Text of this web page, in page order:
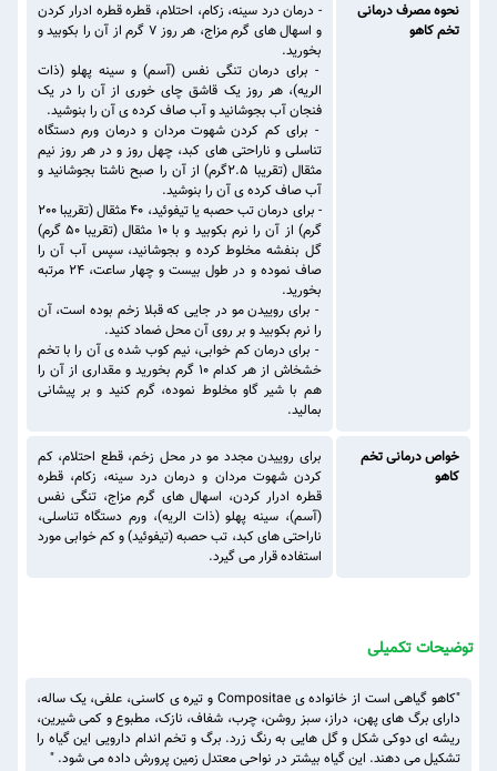
نحوه مصرف درمانی
تخم کاهو
- درمان درد سینه، زکام، احتلام، قطره قطره ادرار کردن
و اسهال های گرم مزاج، هر روز ۷ گرم از آن را بکوبید و
بخورید.
- برای درمان تنگی نفس (آسم) و سینه پهلو (ذات
الریه)، هر روز یک قاشق چای خوری از آن را در یک
فنجان آب بجوشانید و آب صاف کرده ی آن را بنوشید.
- برای کم کردن شهوت مردان و درمان ورم دستگاه
تناسلی و ناراحتی های کبد، چهل روز و در هر روز نیم
مثقال (تقریبا 2.5گرم) از آن را صبح ناشتا بجوشانید و
آب صاف کرده ی آن را بنوشید.
- برای درمان تب حصبه یا تیفوئید، 40 مثقال (تقریبا 200
گرم) از آن را نرم بکوبید و با 10 مثقال (تقریبا 50 گرم)
گل بنفشه مخلوط کرده و بجوشانید، سپس آب آن را
صاف نموده و در طول بیست و چهار ساعت، 24 مرتبه
بخورید.
- برای روییدن مو در جایی که قبلا زخم بوده است، آن
را نرم بکوبید و بر روی آن محل ضماد کنید.
- برای درمان کم خوابی، نیم کوب شده ی آن را با تخم
خشخاش از هر کدام 10 گرم بخورید و مقداری از آن را
هم با شیر گاو مخلوط نموده، گرم کنید و بر پیشانی
بمالید.
خواص درمانی تخم
کاهو
برای روییدن مجدد مو در محل زخم، قطع احتلام، کم
کردن شهوت مردان و درمان درد سینه، زکام، قطره
قطره ادرار کردن، اسهال های گرم مزاج، تنگی نفس
(آسم)، سینه پهلو (ذات الریه)، ورم دستگاه تناسلی،
ناراحتی های کبد، تب حصبه (تیفوئید) و کم خوابی مورد
استفاده قرار می گیرد.
توضیحات تکمیلی
"کاهو گیاهی است از خانواده ی Compositae و تیره ی کاسنی، علفی، یک ساله،
دارای برگ های پهن، دراز، سبز روشن، چرب، شفاف، نازک، مطبوع و کمی شیرین،
ریشه ای دوکی شکل و گل هایی به رنگ زرد. برگ و تخم اندام دارویی این گیاه را
تشکیل می دهند. این گیاه بیشتر در نواحی معتدل زمین پرورش داده می شود. "